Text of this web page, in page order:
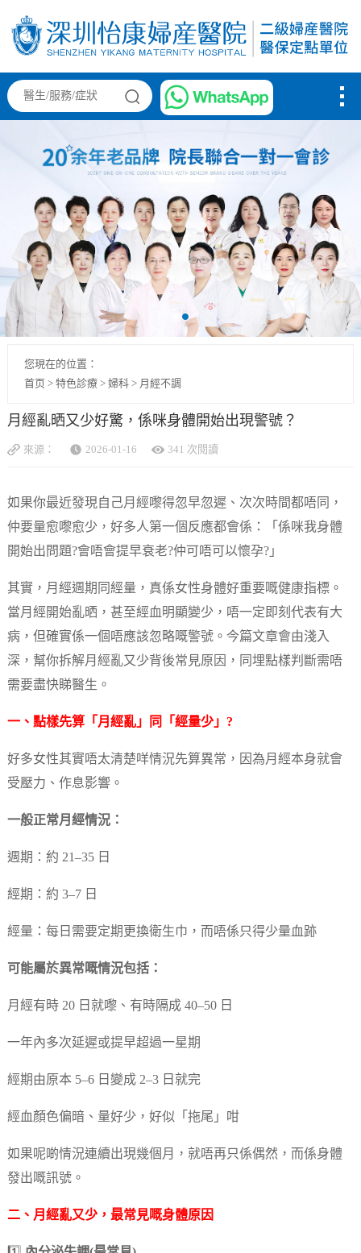
您現在的位置：
首页 > 特色診療> 婦科> 月經不調
月經亂晒又少好驚，係咪身體開始出現警號？
來源： 2026-01-16 341 次閱讀
如果你最近發現自己月經嚟得忽早忽遲、次次時間都唔同，
仲要量愈嚟愈少，好多人第一個反應都會係：「係咪我身體
開始出問題?會唔會提早衰老?仲可唔可以懷孕?」
其實，月經週期同經量，真係女性身體好重要嘅健康指標。
當月經開始亂晒，甚至經血明顯變少，唔一定即刻代表有大
病，但確實係一個唔應該忽略嘅警號。今篇文章會由淺入
深，幫你拆解月經亂又少背後常見原因，同埋點樣判斷需唔
需要盡快睇醫生。
一、點樣先算「月經亂」同「經量少」?
好多女性其實唔太清楚咩情況先算異常，因為月經本身就會
受壓力、作息影響。
一般正常月經情況：
週期：約 21–35 日
經期：約 3–7 日
經量：每日需要定期更換衛生巾，而唔係只得少量血跡
可能屬於異常嘅情況包括：
月經有時 20 日就嚟、有時隔成 40–50 日
一年內多次延遲或提早超過一星期
經期由原本 5–6 日變成 2–3 日就完
經血顏色偏暗、量好少，好似「拖尾」咁
如果呢啲情況連續出現幾個月，就唔再只係偶然，而係身體
發出嘅訊號。
二、月經亂又少，最常見嘅身體原因